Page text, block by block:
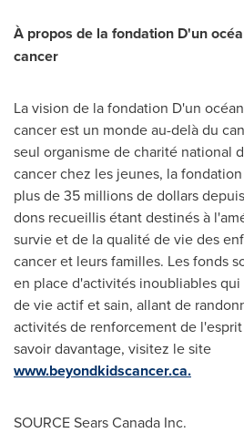
À propos de la fondation D'un
cancer
La vision de la fondation D'un
cancer est un monde au-delà du
seul organisme de charité national
cancer chez les jeunes, la
plus de 35 millions de dollars
dons recueillis étant destinés à
survie et de la qualité de vie des
cancer et leurs familles. Les fonds
en place d'activités inoubliables
de vie actif et sain, allant de
activités de renforcement de
savoir davantage, visitez le site
www.beyondkidscancer.ca.
SOURCE Sears Canada Inc.